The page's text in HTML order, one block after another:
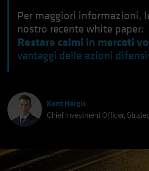
Per maggiori informazioni,
nostro recente white paper:
Restare calmi in mercati
vantaggi delle azioni
Kent Hargis
Chief Investment Officer,